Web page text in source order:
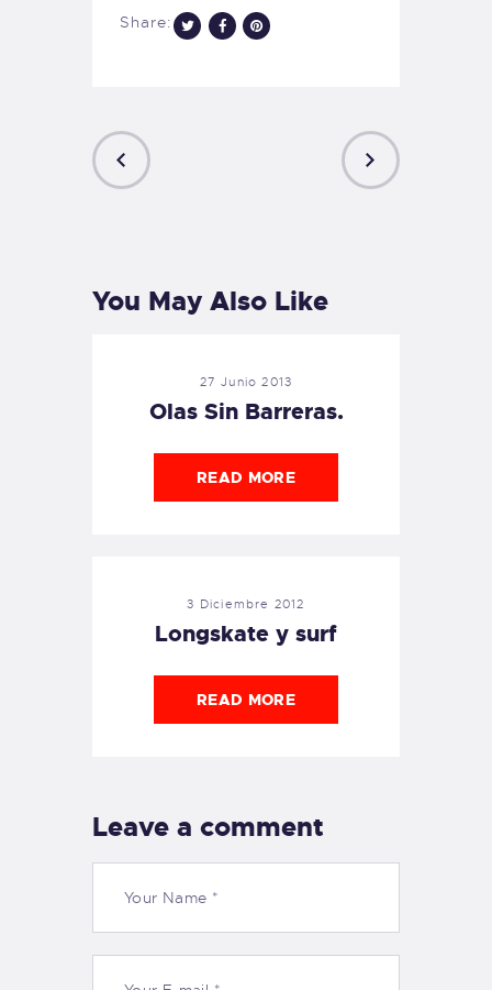
Share:
You May Also Like
27 Junio 2013
Olas Sin Barreras.
READ MORE
3 Diciembre 2012
Longskate y surf
READ MORE
Leave a comment